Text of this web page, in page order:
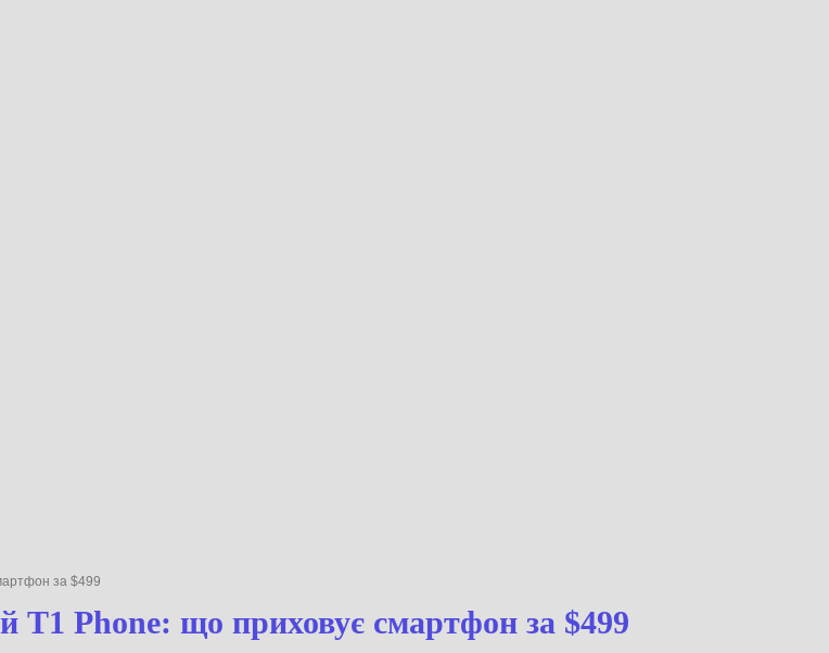
за $499
T1 Phone: що приховує смартфон за $499